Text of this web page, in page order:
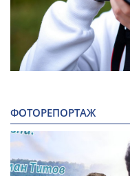
ФОТОРЕПОРТАЖ